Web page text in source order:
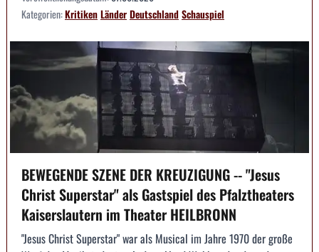
Kategorien:KritikenLänderDeutschlandSchauspiel
BEWEGENDE SZENE DER KREUZIGUNG -- "Jesus
Christ Superstar" als Gastspiel des Pfalztheaters
Kaiserslautern im Theater HEILBRONN
"Jesus Christ Superstar" war als Musical im Jahre 1970 der große